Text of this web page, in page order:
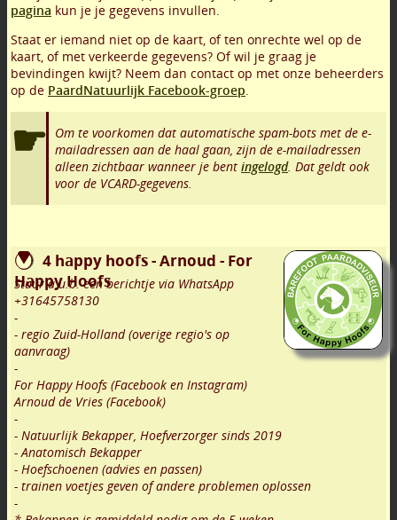
pagina kun je je gegevens invullen.
Staat er iemand niet op de kaart, of ten onrechte wel op de
kaart, of met verkeerde gegevens? Of wil je graag je
bevindingen kwijt? Neem dan contact op met onze beheerders
op de PaardNatuurlijk Facebook-groep.
Om te voorkomen dat automatische spam-bots met de e-
mailadressen aan de haal gaan, zijn de e-mailadressen
alleen zichtbaar wanneer je bent ingelogd. Dat geldt ook
voor de VCARD-gegevens.
4 happy hoofs - Arnoud - For
Happy Hoofs
Stuur a.u.b. een berichtje via WhatsApp
+31645758130
-
- regio Zuid-Holland (overige regio's op
aanvraag)
-
For Happy Hoofs (Facebook en Instagram)
Arnoud de Vries (Facebook)
-
- Natuurlijk Bekapper, Hoefverzorger sinds 2019
- Anatomisch Bekapper
- Hoefschoenen (advies en passen)
- trainen voetjes geven of andere problemen oplossen
-